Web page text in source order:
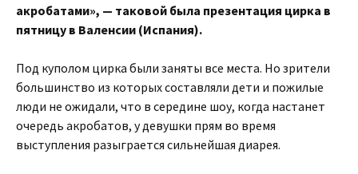
акробатами», — таковой была презентация цирка в
пятницу в Валенсии (Испания).
Под куполом цирка были заняты все места. Но зрители
большинство из которых составляли дети и пожилые
люди не ожидали, что в середине шоу, когда настанет
очередь акробатов, у девушки прям во время
выступления разыграется сильнейшая диарея.